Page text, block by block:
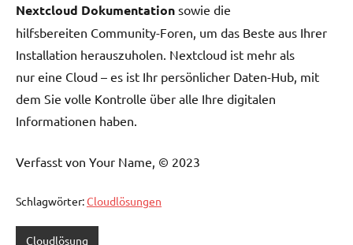
Nextcloud Dokumentation sowie die
hilfsbereiten Community-Foren, um das Beste aus Ihrer
Installation herauszuholen. Nextcloud ist mehr als
nur eine Cloud – es ist Ihr persönlicher Daten-Hub, mit
dem Sie volle Kontrolle über alle Ihre digitalen
Informationen haben.
Verfasst von Your Name, © 2023
Schlagwörter:Cloudlösungen
Cloudlösung